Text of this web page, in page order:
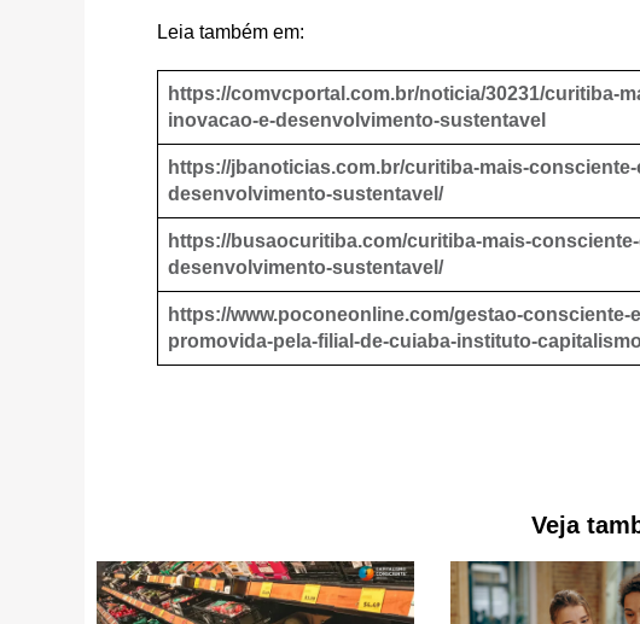
Leia também em:
https://comvcportal.com.br/noticia/30231/curitiba-
inovacao-e-desenvolvimento-sustentavel
https://jbanoticias.com.br/curitiba-mais-
desenvolvimento-sustentavel/
https://busaocuritiba.com/curitiba-mais-
desenvolvimento-sustentavel/
https://www.poconeonline.com/gestao-consciente-
promovida-pela-filial-de-cuiaba-instituto-
Veja